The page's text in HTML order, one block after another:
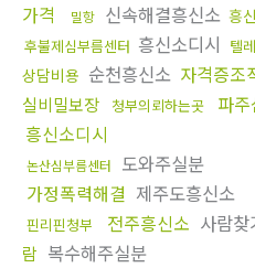
가격
밀항 신속해결흥신소 흥
후불제심부름센터 흥신소디시 텔
상담비용 순천흥신소 자격증조
실비밀보장
청부의뢰하는곳 파
흥신소디시
논산심부름센터
도와주실분
가정폭력해결 제주도흥신소
핀리핀청부 전주흥신소 사람찾
람 복수해주실분